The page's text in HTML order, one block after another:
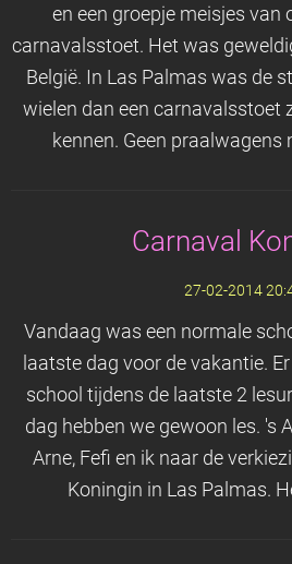
en een groepje meisjes van
carnavalsstoet. Het was
België. In Las Palmas was de
wielen dan een carnavalsstoet
kennen. Geen praalwagens
Carnaval
27-02-2014
Vandaag was een normale
laatste dag voor de vakantie.
school tijdens de laatste 2
dag hebben we gewoon les. 's
Arne, Fefi en ik naar de
Koningin in Las Palmas.